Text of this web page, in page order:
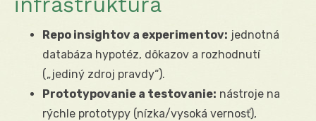
Repo insightov a experimentov: jednotná
databáza hypotéz, dôkazov a rozhodnutí
(„jediný zdroj pravdy“).
Prototypovanie a testovanie: nástroje na
rýchle prototypy (nízka/vysoká vernosť),